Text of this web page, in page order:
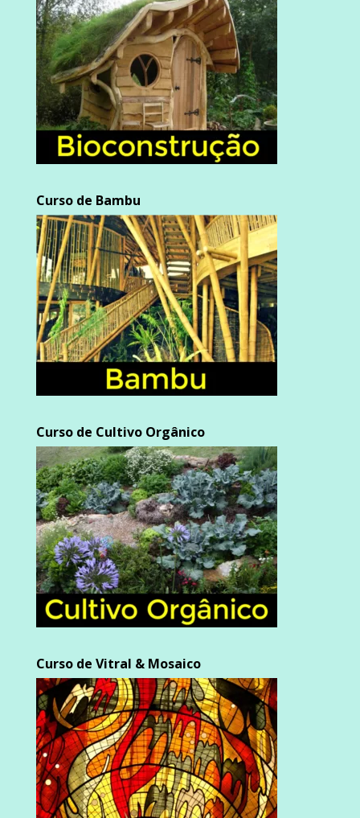
Curso de Bambu
Curso de Cultivo Orgânico
Curso de Vitral & Mosaico